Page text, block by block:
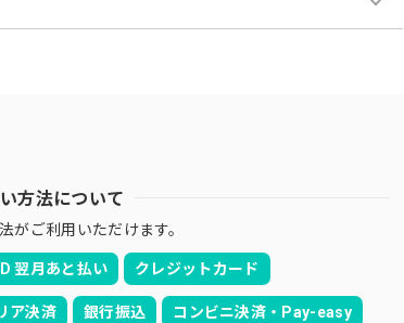
方法について
がご利用いただけます。
翌月あと払い クレジットカード
ア決済 銀行振込 コンビニ決済・Pay-easy